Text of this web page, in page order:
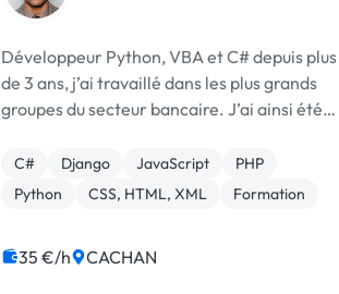
Développeur Python, VBA et C# depuis plus
de 3 ans, j’ai travaillé dans les plus grands
groupes du secteur bancaire. J’ai ainsi été
fonctionnelles et techniques que peuvent
rencontrer une entreprise. J...
C# Django JavaScript
PHP
Python
CSS, HTML, XML Formation
35 €/h CACHAN